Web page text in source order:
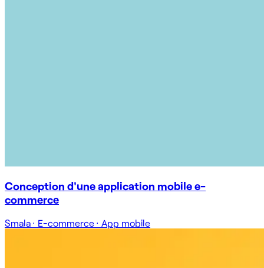
Conception d'une application mobile e-
commerce
Smala · E-commerce · App mobile